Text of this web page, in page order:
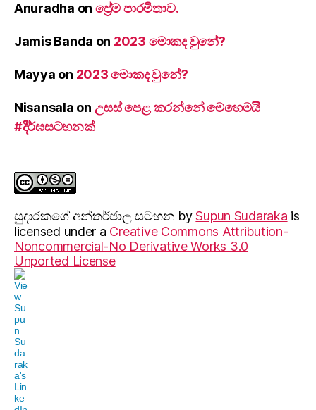
Anuradha on ප්‍රේම පාරමිතාව.
Jamis Banda on 2023 මොකද වුනේ?
Mayya on 2023 මොකද වුනේ?
Nisansala on උසස් පෙළ කරන්නේ මෙහෙමයි
#දීර්ඝසටහනක්
සුදාරක‍ගේ අන්තර්ජාල සටහන bySupun Sudaraka is
licensed under a Creative Commons Attribution-
Noncommercial-No Derivative Works 3.0
Unported License